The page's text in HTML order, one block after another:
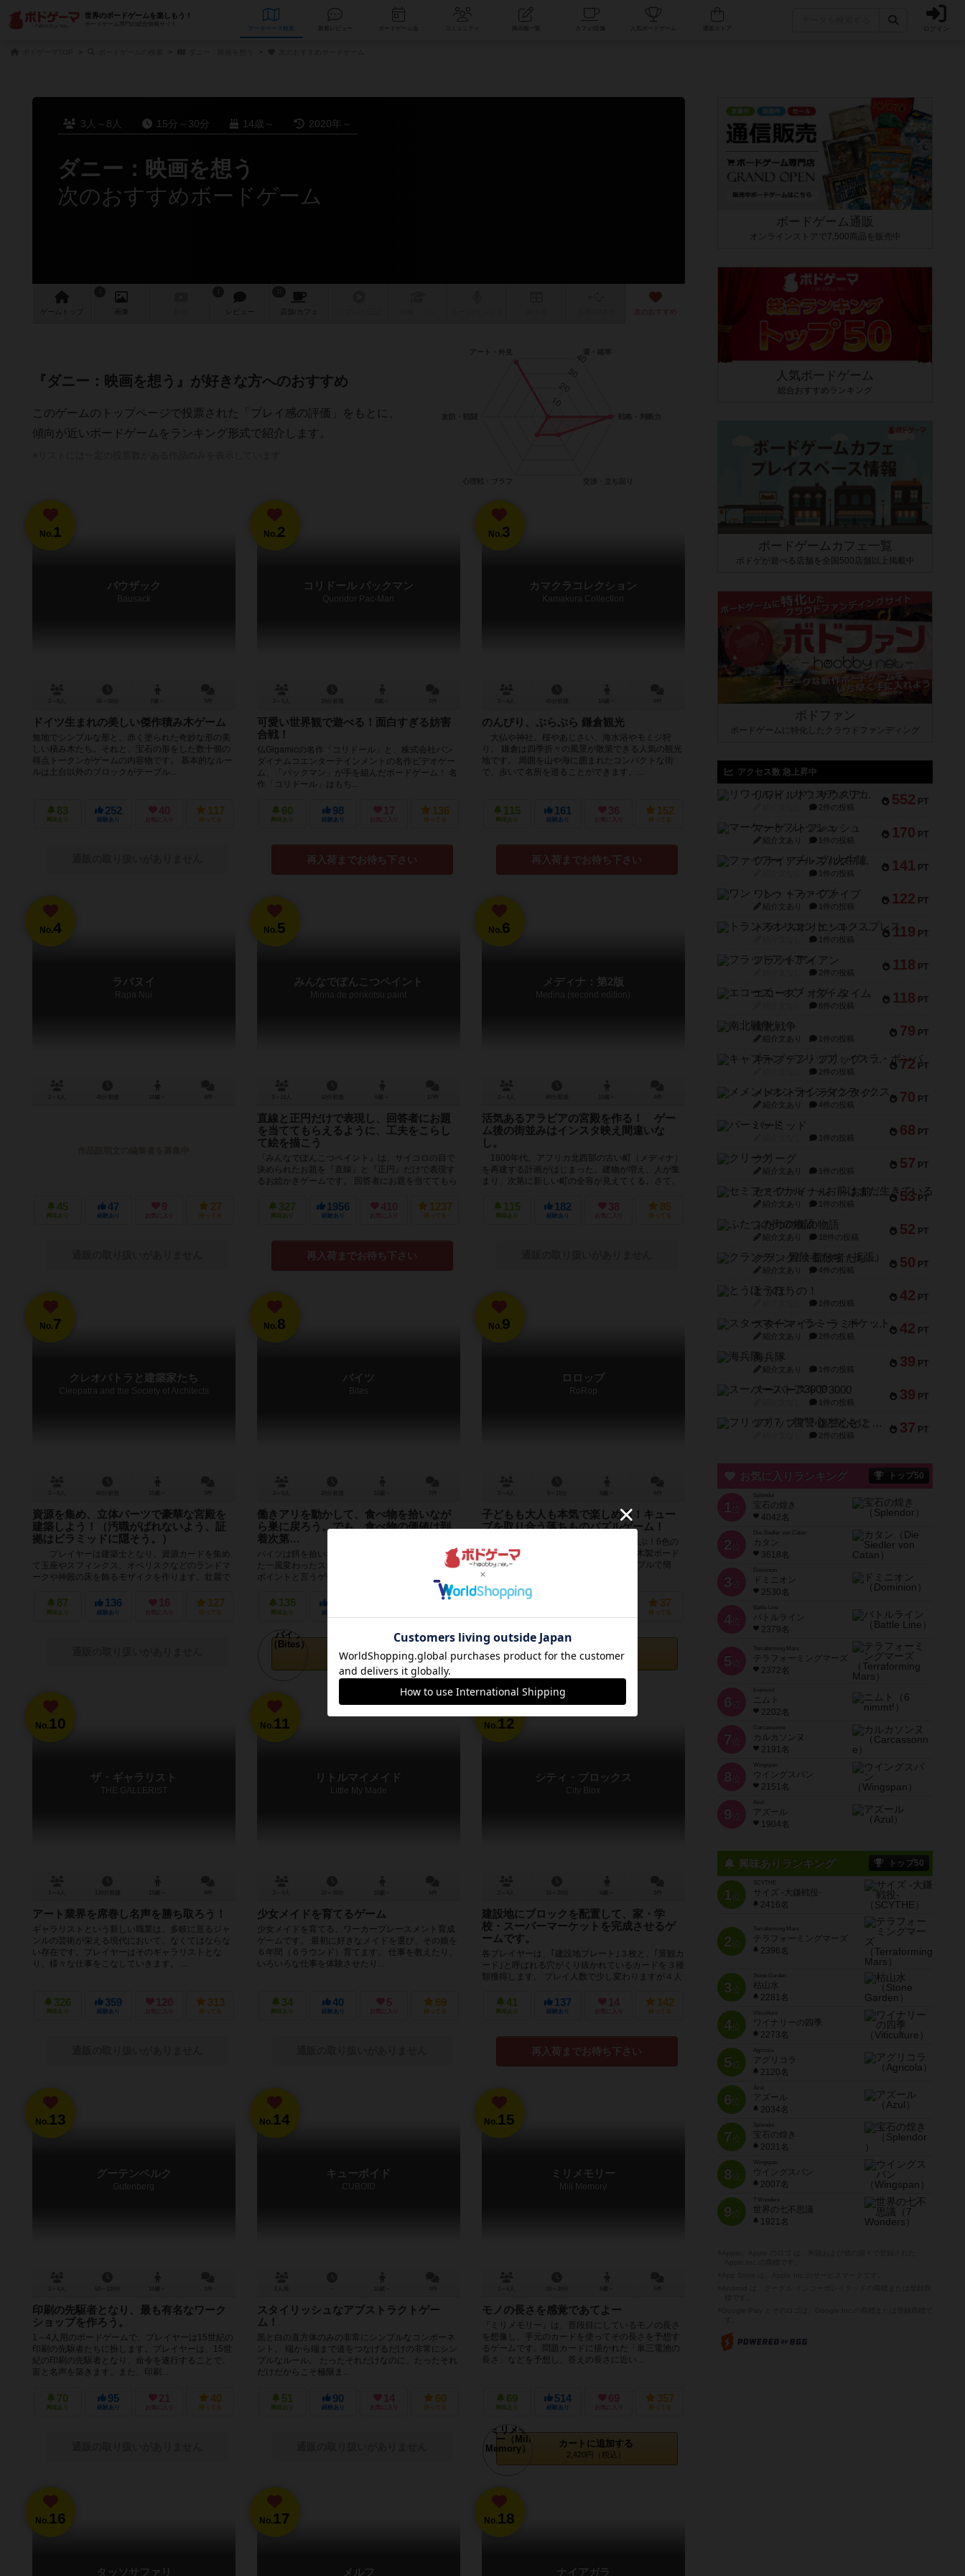
世界のボードゲームを楽しもう！
ボードゲーム専門の総合情報サイト
データベース コミュニティ 人気ボードゲーム ログイン
3人～8人 15分～30分 14歳～ 2020年～
ダニー：映画を想う
次のおすすめボードゲーム
ゲーム 画像 レビュー 店舗/ カフェ 次のおすすめ
『ダニー：映画を想う』が好きな方へのおすすめ
このゲームのトップページで投票された「プレイ感の評価」をもとに、
傾向が近いボードゲームをランキング形式で紹介します。
No.1
バウザック
Bausack
ドイツ生まれの美しい傑作積み木ゲーム
無地でシンプルな形と、赤く塗られた奇妙な形の美
しい積み木たち。それと、宝石の形をした数十個の
得点トークンがゲームの内容物です。 基本的なルー
ルは土台以外のブロックがテーブル...
83
興味あり
252
経験あり
40
お気に入り
117
持ってる
No.2
コリドール パックマン
Quoridor Pac-Man
可愛い世界観で遊べる！面白すぎる妨害
合戦！
仏Gigamicの名作「コリドール」と、株式会社バン
ダイナムコエンターテインメントの名作ビデオゲー
ム、「パックマン」が手を組んだボードゲーム！ 名
作「コリドール」はもち...
60
興味あり
98
経験あり
17
お気に入り
136
持ってる
再入荷までお待ち下さい
No.3
カマクラコレクション
Kamakura Collection
のんびり、ぶらぶら 鎌倉観光
大仏や神社、桜やあじさい、海水浴やモミジ狩
り。 鎌倉は四季折々の風景が散策できる人気の観光
地です。 周囲を山や海に囲まれたコンパクトな街
で、歩いて名所を巡ることができます。...
115
興味あり
161
経験あり
36
お気に入り
152
持ってる
再入荷までお待ち下さい
No.4
ラパヌイ
Rapa Nui
45
興味あり
47
経験あり
9
お気に入り
27
持ってる
No.5
みんなでぽんこつペイント
Minna de ponkotsu paint
直線と正円だけで表現し、回答者にお題
を当ててもらえるように、工夫をこらし
て絵を描こう
『みんなでぽんこつペイント』は、サイコロの目で
決められたお題を『直線』と『正円』だけで表現す
るお絵かきゲームです。 回答者にお題を当ててもら
327
興味あり
1956
経験あり
410
お気に入り
1237
持ってる
再入荷までお待ち下さい
No.6
メディナ：第2版
Medina (second edition)
活気あるアラビアの宮殿を作る！ ゲー
ム後の街並みはインスタ映え間違いな
し。
1800年代。アフリカ北西部の古い町（メディナ）
を再建する計画がはじまった。建物が増え、人が集
まり、次第に新しい町の全容が見えてくる。さて、
115
興味あり
182
経験あり
38
お気に入り
85
持ってる
No.7
クレオパトラと建築家たち
Cleopatra and the Society of Architects
資源を集め、立体パーツで豪華な宮殿を
建築しよう！（汚職がばれないよう、証
拠はピラミッドに隠そう。）
プレイヤーは建築士となり、資源カードを集め
て玉座やスフィンクス、オベリスクなどのランドマ
ークや神殿の床を飾るモザイクを作ります。壮麗で
87
興味あり
136
経験あり
16
お気に入り
127
持ってる
No.8
バイツ
Bites
働きアリを動かして、食べ物を拾いなが
ら巣に戻ろう。でも、食べ物の価値は到
着次第…
バイツは餌を拾いながら巣に戻るアリをテーマにし
た一風変わったスゴロクのようなゲームで、ビッグ
ポイントと言うゲームのリメイク作品となります。
135
興味あり 経験あり
382
4,950円（税込）
No.9
ロロップ
RoRop
子どもも大人も本気で楽しめる！キュー
ブを取り合う落ちものパズルゲーム！
RoRopは、ゲームボードを斜めにして遊ぶ！6色の
キューブが落ちる、"落ち物パズル" 型、木製ボード
ゲームです。ゲームルールや操作はシンプルで簡
単！だけど戦略は奥深く、大人も...
32 37
持ってる
8,800円（税込）
No. 10
ザ・ギャラリスト
THE GALLERIST
アート業界を席巻し名声を勝ち取ろう！
ギャラリストという新しい職業は、多岐に亘るジャ
ンルの芸術が栄える現代において、なくてはならな
い存在です。プレイヤーはそのギャラリストとな
り、様々な仕事をこなしていきます。 ...
326
興味あり
359
経験あり
120
お気に入り
313
持ってる
No. 11
リトルマイメイド
Little My Made
少女メイドを育てるゲーム
少女メイドを育てる、ワーカープレースメント育成
ゲームです。 最初に好きなメイドを選び、その娘を
６年間（６ラウンド）育てます。 仕事を教えたり、
いろいろな仕事を体験させたり...
34
興味あり
40
経験あり
5
お気に入り
69
持ってる
No. 12
シティ・ブロックス
City Blox
建設地にブロックを配置して、家・学
校・スーパーマーケットを完成させるゲ
ームです。
各プレイヤーは、｢建設地プレート｣３枚と、｢景観カ
ード｣と呼ばれる穴がくり抜かれているカードを３種
類獲得します。 プレイ人数で少し変わりますが４人
41
興味あり
137
経験あり
14
お気に入り
142
持ってる
再入荷までお待ち下さい
No.13
グーテンベルク
Gutenberg
印刷の先駆者となり、最も有名なワーク
ショップを作ろう。
1～4人用のボードゲームで、プレイヤーは15世紀の
印刷の先駆者たちに扮します。プレイヤーは、15世
紀の印刷の先駆者となり、命令を遂行することで、
富と名声を築きます。また、印刷...
70
興味あり
95
経験あり
21
お気に入り
40
持ってる
No.14
キューボイド
CUBOID
スタイリッシュなアブストラクトゲー
ム！
黒と白の直方体のみの非常にシンプルなコンポーネ
ント。 端から端まで道をつなげるだけの非常にシン
プルなルール。 たったそれだけなのに、たったそれ
だけだからこそ極限ま...
51
興味あり
90
経験あり
14
お気に入り
60
持ってる
No.15
ミリメモリー
Mili Memory
モノの長さを感覚であてよー
『ミリメモリー』は、普段目にしているモノの長さ
を想像し、手元のカードを使ってその長さを予想す
るゲームです。問題カードに描かれた「単三電池の
長さ」などを予想し、答えの長さに近い...
69
興味あり
514
経験あり
69
お気に入り
357
持ってる
カートに追加する
2,420円（税込）
No.16
タッソサファリ
No.17
メルフ
No.18
ナイアガラ
ボードゲーム通販
オンラインストアで7,500商品を販売中
人気ボードゲーム
総合おすすめランキング
ボードゲームカフェ一覧
ボドゲが遊べる店舗を全国500店舗以上掲載中
ボドファン
ボードゲームに特化したクラウドファンディング
アクセス数 急上昇中
552 PT
リワイルド：サウスアメリカ
2件の投稿
170 PT
マーケットフレッシュ
紹介文あり 1件の投稿
141 PT
ファイアー・ブルズ / 火牛陣
1件の投稿
122 PT
ワン・トゥ・ファイブ
紹介文あり 1件の投稿
119 PT
トランスオリエント・エクスプレス
1件の投稿
118 PT
フラットアイアン
2件の投稿
118 PT
エコーズ・オブ・タイム
8件の投稿
79 PT
南北戦争
紹介文あり 1件の投稿
72 PT
キャプテン・フリップ：イスラ・ボンバ
2件の投稿
70 PT
メメントオンラインタクティクス
紹介文あり 4件の投稿
68 PT
パーミッド
1件の投稿
57 PT
クリーグ
紹介文あり 1件の投稿
53 PT
セミファイナル ～お前はまだ生きている～
紹介文あり 1件の投稿
52 PT
ふたつの街の物語
紹介文あり 18件の投稿
50 PT
クランク! ：冒険者たち（拡張）
紹介文あり 4件の投稿
42 PT
とうほうの！
1件の投稿
42 PT
スターマイン・ラミー ポケット
紹介文あり 2件の投稿
39 PT
海兵隊
紹介文あり 1件の投稿
39 PT
スーパーストア3000
1件の投稿
37 PT
フリップ７：復讐心とともに
2件の投稿
お気に入りランキング トップ50
1 位
宝石の煌き
4042名
2 位
Die Siedler von Catan
カタン
3618名
3 位
ドミニオン
2530名
4位
Battle Line
バトルライン
2379名
5 位
Terraforming Mars
テラフォーミングマーズ
2372名
6 位
ニムト
2202名
7 位
Carcassonne
カルカソンヌ
2191名
8 位
Wingspan
ウイングスパン
2151名
9 位
Azul
アズール
1904名
興味ありランキング トップ50
1位
SCYTHE
サイズ -大鎌戦役-
2416名
2位
Terraforming Mars
テラフォーミングマーズ
2396名
3位
Stone Garden
枯山水
2281名
4位
Viticulture
ワイナリーの四季
2273名
5位
Agricola
アグリコラ
2120名
6位
Azul
アズール
2034名
7位
宝石の煌き
2031名
8位
Wingspan
ウイングスパン
2007名
9位
7 Wonders
世界の七不思議
1921名